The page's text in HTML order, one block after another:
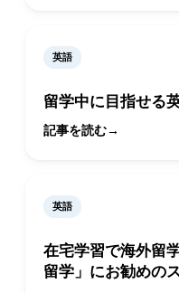
英語
留学中に目指せる
記事を読む
英語
在宅学習で海外留
留学」にお勧めの